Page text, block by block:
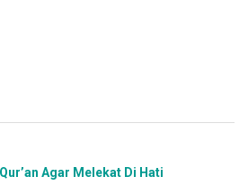
Agar Melekat Di Hati